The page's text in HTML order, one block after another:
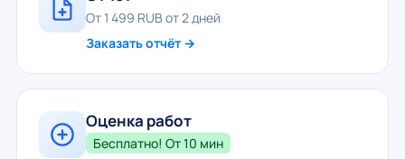
От 1 499 RUB от 2 дней
Заказать отчёт →
Оценка работ
Бесплатно! От 10 мин